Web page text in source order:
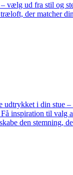
vælg ud fra stil og
der matcher
i din stue –
inspiration til valg
den stemning,